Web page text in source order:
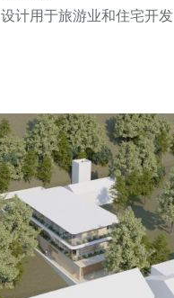
设计用于旅游业和住宅开发